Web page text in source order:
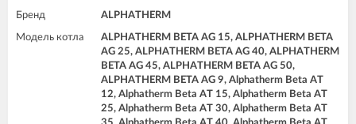
Бренд ALPHATHERM
Модель котла
ALPHATHERM BETA AG 15, ALPHATHERM BETA
AG 25, ALPHATHERM BETA AG 40, ALPHATHERM
BETA AG 45, ALPHATHERM BETA AG 50,
ALPHATHERM BETA AG 9, Alphatherm Beta AT
12, Alphatherm Beta AT 15, Alphatherm Beta AT
25, Alphatherm Beta AT 30, Alphatherm Beta AT